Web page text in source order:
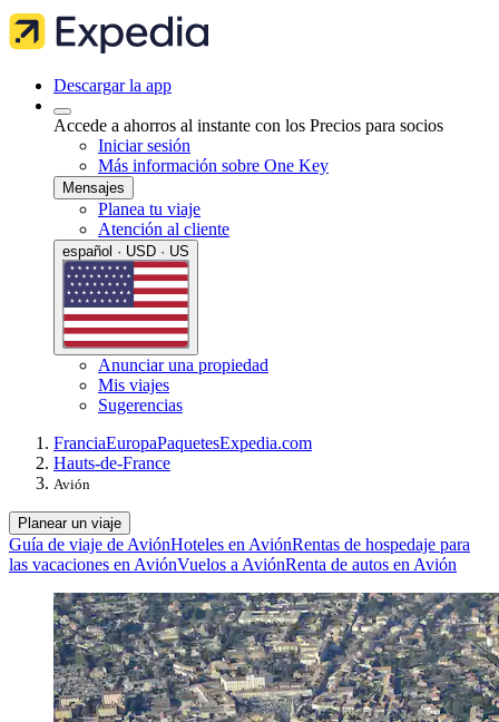
Descargar la app
Accede a ahorros al instante con los Precios para socios
Iniciar sesión
Más información sobre One Key
Mensajes
Planea tu viaje
Atención al cliente
español · USD · US
Anunciar una propiedad
Mis viajes
Sugerencias
FranciaEuropaPaquetesExpedia.com
Hauts-de-France
Avión
Planear un viaje
Guía de viaje de AviónHoteles en AviónRentas de hospedaje para
las vacaciones en AviónVuelos a AviónRenta de autos en Avión